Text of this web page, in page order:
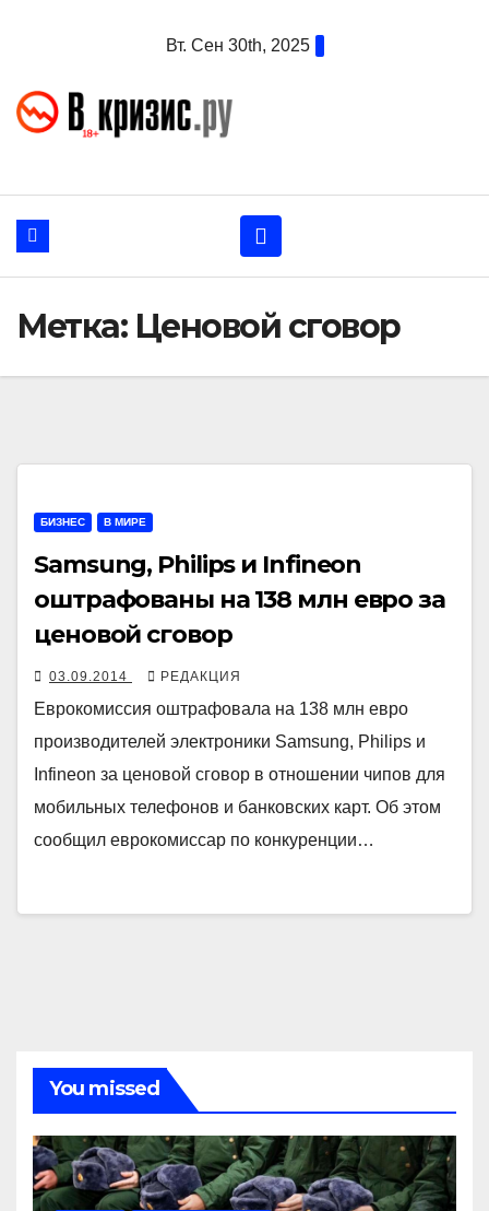
Вт. Сен 30th, 2025
Метка: Ценовой сговор
БИЗНЕС В МИРЕ
Samsung, Philips и Infineon
оштрафованы на 138 млн евро за
ценовой сговор
03.09.2014 РЕДАКЦИЯ
Еврокомиссия оштрафовала на 138 млн евро
производителей электроники Samsung, Philips и
Infineon за ценовой сговор в отношении чипов для
мобильных телефонов и банковских карт. Об этом
сообщил еврокомиссар по конкуренции…
You missed